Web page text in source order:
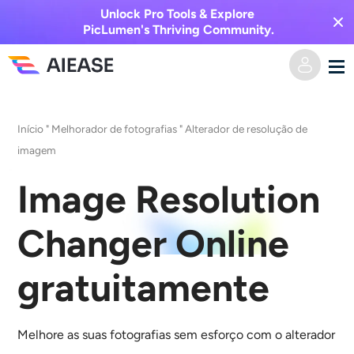
Unlock Pro Tools & Explore
PicLumen's Thriving Community.
Vídeo AI
Texto para vídeo
Imagem para vídeo
Efeitos de vídeo
Efeitos de vídeo
Imagem AI
Imagem para imagem
Texto para Imagem
Ferramentas de IA
Editor e Criador de Fotos
Precificação
Início " Melhorador de fotografias "Alterador de resolução de
imagem
Image Resolution
Changer Online
gratuitamente
Melhore as suas fotografias sem esforço com o alterador